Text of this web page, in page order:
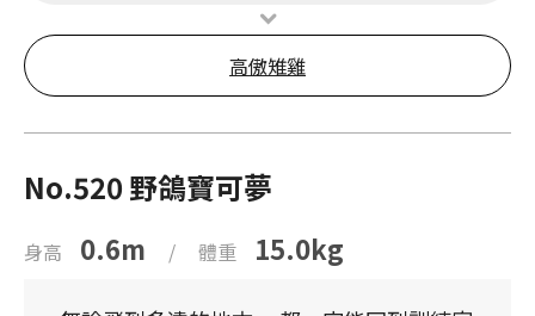
高傲雉雞
No.520 野鴿寶可夢
身高 0.6m / 體重 15.0kg